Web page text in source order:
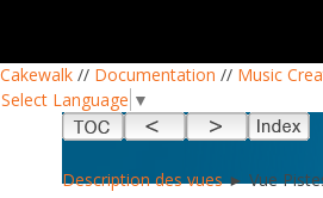
Cakewalk // Documentation // Music
Select Language ▼
Description des vues► Vue